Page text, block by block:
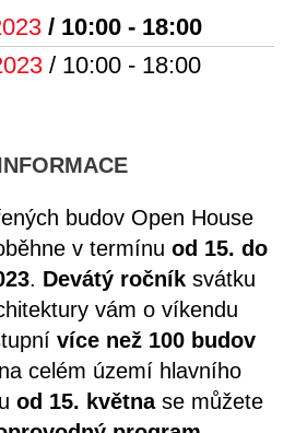
/ 10:00 - 18:00
/ 10:00 - 18:00
budov Open House
v termínu od 15. do
. Devátý ročník svátku
vám o víkendu
více než 100 budov
na celém území hlavního
od 15. květnase můžete